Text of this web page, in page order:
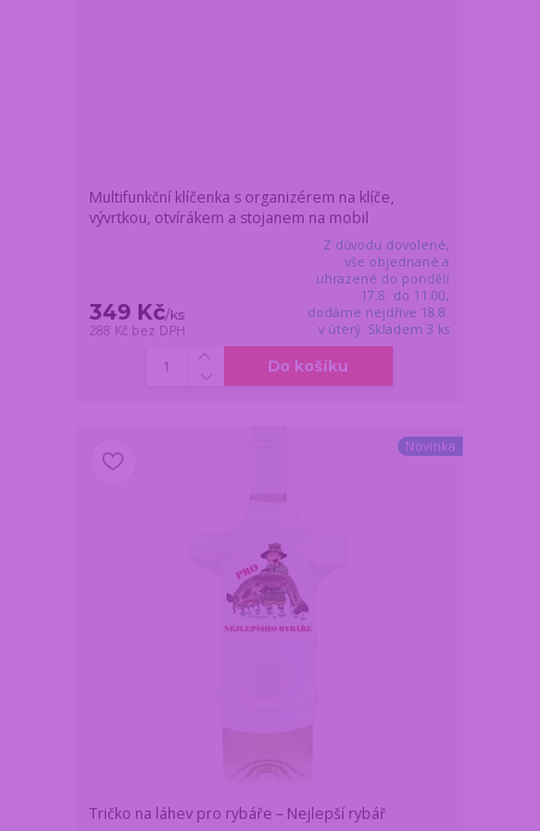
Multifunkční klíčenka s organizérem na klíče,
vývrtkou, otvírákem a stojanem na mobil
349 Kč/ks
288 Kč bez DPH
Z důvodu dovolené,
vše objednané a
uhrazené do pondělí
17.8. do 11:00,
dodáme nejdříve 18.8.
v úterý. Skladem 3 ks
Do košíku
Novinka
Tričko na láhev pro rybáře – Nejlepší rybář